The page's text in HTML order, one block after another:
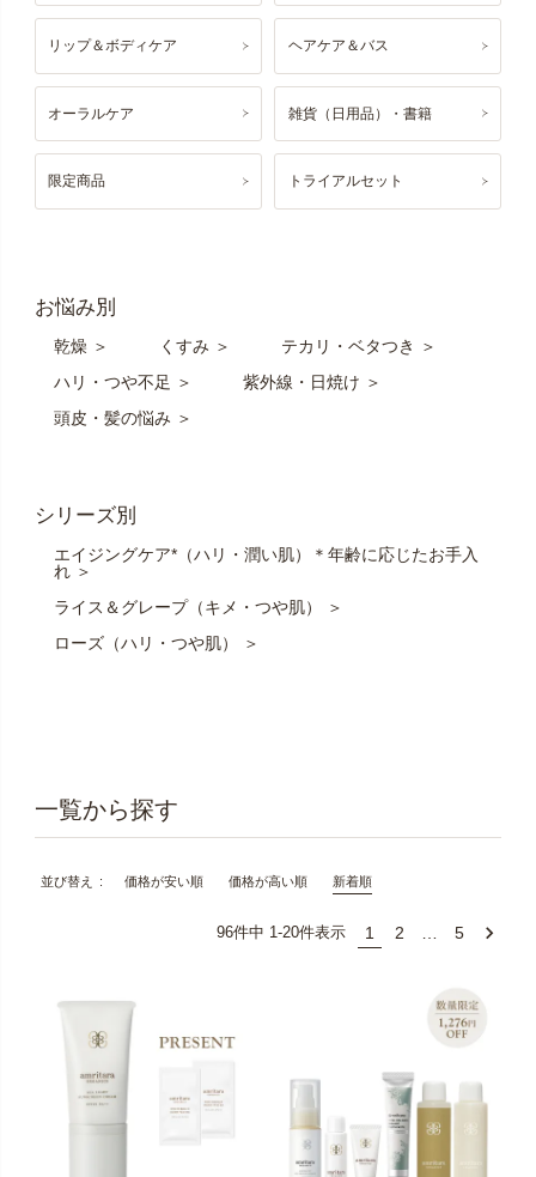
リップ＆ボディケア ヘアケア＆バス
オーラルケア 雑貨（日用品）・書籍
限定商品 トライアルセット
お悩み別
乾燥 ＞ くすみ ＞
テカリ・ベタつき ＞
ハリ・つや不足 ＞
紫外線・日焼け ＞
頭皮・髪の悩み ＞
シリーズ別
エイジングケア*（ハリ・潤い肌）＊年齢に応じたお手入
れ ＞
ライス＆グレープ（キメ・つや肌） ＞
ローズ（ハリ・つや肌） ＞
並び替え 価格が安い順 価格が高い順 新着順
96件中 1-20件表示 1 2 5